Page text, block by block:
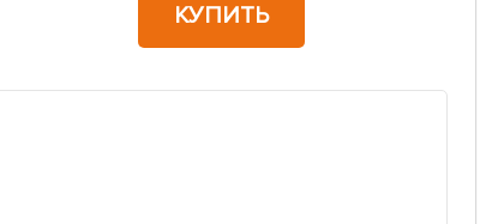
КУПИТЬ